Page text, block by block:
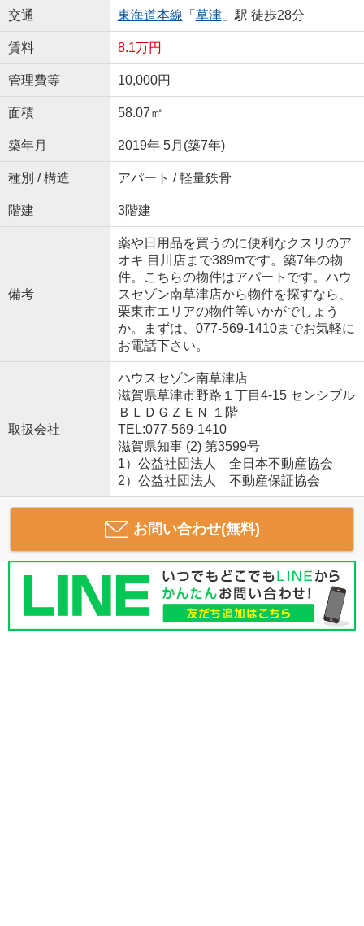
交通 東海道本線 「 草津」駅 徒歩28分
賃料 8.1万円
管理費等 10,000円
面積 58.07㎡
築年月 2019年 5月(築7年)
種別 / 構造 アパート / 軽量鉄骨
階建 3階建
備考
薬や日用品を買うのに便利なクスリのア
オキ 目川店まで389mです。築7年の物
件。こちらの物件はアパートです。ハウ
スセゾン南草津店から物件を探すなら、
栗東市エリアの物件等いかがでしょう
か。まずは、077-569-1410までお気軽に
お電話下さい。
取扱会社
ハウスセゾン南草津店
滋賀県草津市野路１丁目4-15 センシブル
ＢＬＤＧＺＥＮ １階
TEL:077-569-1410
滋賀県知事 (2) 第3599号
1）公益社団法人 全日本不動産協会
2）公益社団法人 不動産保証協会
お問い合わせ(無料)